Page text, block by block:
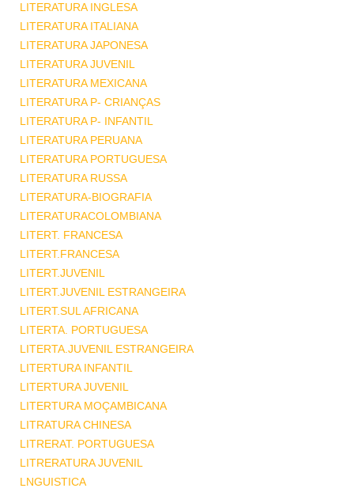
LITERATURA INGLESA
LITERATURA ITALIANA
LITERATURA JAPONESA
LITERATURA JUVENIL
LITERATURA MEXICANA
LITERATURA P- CRIANÇAS
LITERATURA P- INFANTIL
LITERATURA PERUANA
LITERATURA PORTUGUESA
LITERATURA RUSSA
LITERATURA-BIOGRAFIA
LITERATURACOLOMBIANA
LITERT. FRANCESA
LITERT.FRANCESA
LITERT.JUVENIL
LITERT.JUVENIL ESTRANGEIRA
LITERT.SUL AFRICANA
LITERTA. PORTUGUESA
LITERTA.JUVENIL ESTRANGEIRA
LITERTURA INFANTIL
LITERTURA JUVENIL
LITERTURA MOÇAMBICANA
LITRATURA CHINESA
LITRERAT. PORTUGUESA
LITRERATURA JUVENIL
LNGUISTICA